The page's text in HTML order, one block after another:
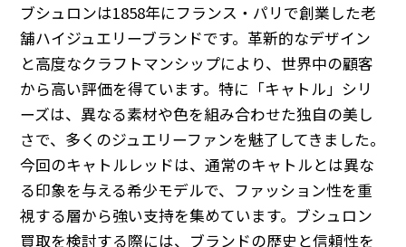
ブシュロンは1858年にフランス・パリで創業した老
舗ハイジュエリーブランドです。革新的なデザイン
と高度なクラフトマンシップにより、世界中の顧客
から高い評価を得ています。特に「キャトル」シリ
ーズは、異なる素材や色を組み合わせた独自の美し
さで、多くのジュエリーファンを魅了してきました。
今回のキャトルレッドは、通常のキャトルとは異な
る印象を与える希少モデルで、ファッション性を重
視する層から強い支持を集めています。ブシュロン
買取を検討する際には、ブランドの歴史と信頼性を